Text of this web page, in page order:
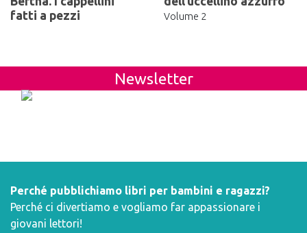
fatti a pezzi
Volume 2
Newsletter
Perché pubblichiamo libri per bambini e ragazzi?
Perché ci divertiamo e vogliamo far appassionare i
giovani lettori!